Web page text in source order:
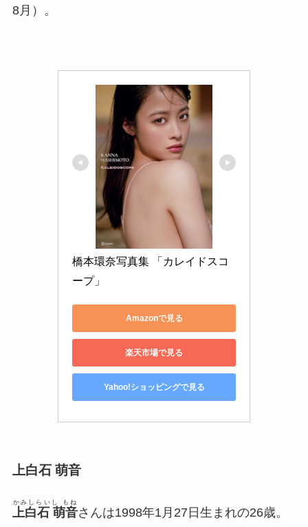
8月）。
橋本環奈写真集 「カレイドスコ
ープ」
Amazonで見る
楽天市場で見る
Yahoo!ショッピングで見る
上白石 萌音
上白石 萌音
かみしらいし もね
さんは1998年1月27日生まれの26歳。